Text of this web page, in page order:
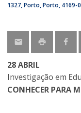
1327 Porto Porto 4169-
28 ABRIL
Investigação em
CONHECER PARA